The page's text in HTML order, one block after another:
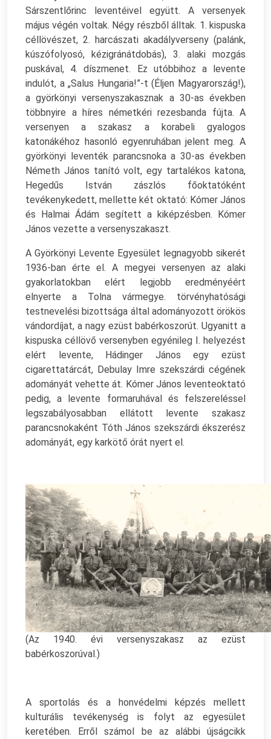
Sárszentlőrinc leventéivel együtt. A versenyek
május végén voltak. Négy részből álltak. 1. kispuska
céllövészet, 2. harcászati akadályverseny (palánk,
kúszófolyosó, kézigránátdobás), 3. alaki mozgás
puskával, 4. díszmenet. Ez utóbbihoz a levente
indulót, a „Salus Hungaria!”-t (Éljen Magyarország!),
a györkönyi versenyszakasznak a 30-as években
többnyire a híres németkéri rezesbanda fújta. A
versenyen a szakasz a korabeli gyalogos
katonákéhoz hasonló egyenruhában jelent meg. A
györkönyi leventék parancsnoka a 30-as években
Németh János tanító volt, egy tartalékos katona,
Hegedűs István zászlós főoktatóként
tevékenykedett, mellette két oktató: Kómer János
és Halmai Ádám segített a kiképzésben. Kómer
János vezette a versenyszakaszt.
A Györkönyi Levente Egyesület legnagyobb sikerét
1936-ban érte el. A megyei versenyen az alaki
gyakorlatokban elért legjobb eredményéért
elnyerte a Tolna vármegye. törvényhatósági
testnevelési bizottsága által adományozott örökös
vándordíjat, a nagy ezüst babérkoszorút. Ugyanitt a
kispuska céllövő versenyben egyénileg I. helyezést
elért levente, Hádinger János egy ezüst
cigarettatárcát, Debulay Imre szekszárdi cégének
adományát vehette át. Kómer János leventeoktató
pedig, a levente formaruhával és felszereléssel
legszabályosabban ellátott levente szakasz
parancsnokaként Tóth János szekszárdi ékszerész
adományát, egy karkötő órát nyert el.
(Az 1940. évi versenyszakasz az ezüst
babérkoszorúval.)
A sportolás és a honvédelmi képzés mellett
kulturális tevékenység is folyt az egyesület
keretében. Erről számol be az alábbi újságcikk